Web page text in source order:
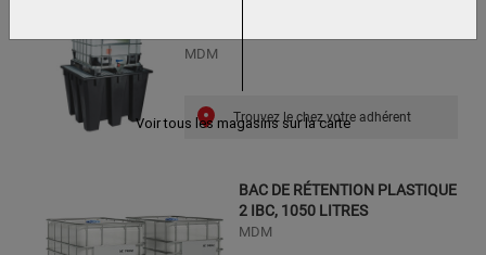
MDM
Trouvez le chez votre adhérent
BAC DE RÉTENTION PLASTIQUE
2 IBC, 1050 LITRES
MDM
Voir tous les magasins sur la carte